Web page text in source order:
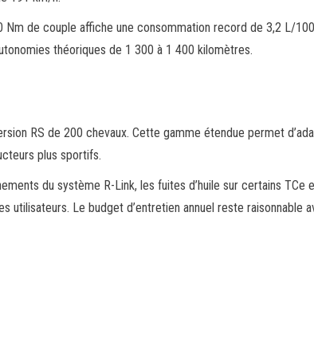
de couple affiche une consommation record de 3,2 L/
théoriques de 1 300 à 1 400 kilomètres.
RS de 200 chevaux. Cette gamme étendue permet
plus sportifs.
du système R-Link, les fuites d’huile sur certains TCe
Le budget d’entretien annuel reste raisonnable